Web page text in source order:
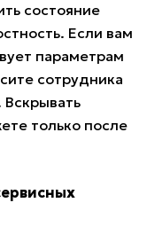
состояние
Если вам
параметрам
сотрудника
Вскрывать
только после